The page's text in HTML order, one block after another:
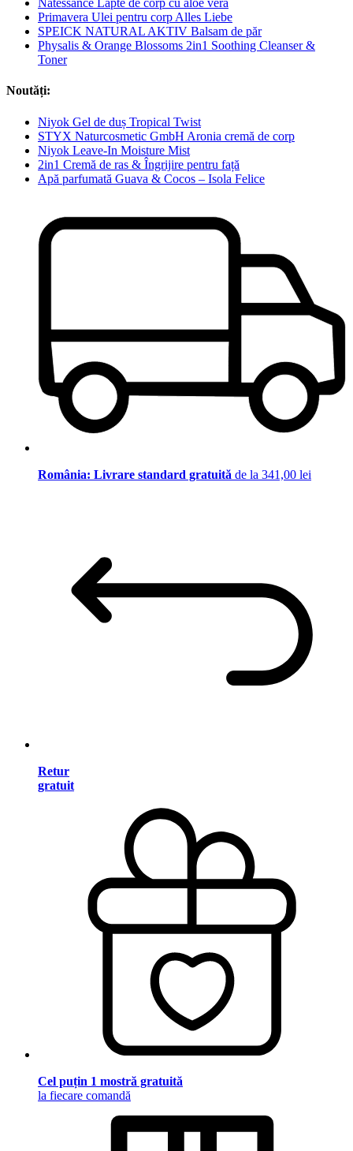
Natessance Lapte de corp cu aloe vera
Primavera Ulei pentru corp Alles Liebe
SPEICK NATURAL AKTIV Balsam de păr
Physalis & Orange Blossoms 2in1 Soothing Cleanser &
Toner
Noutăți:
Niyok Gel de duș Tropical Twist
STYX Naturcosmetic GmbH Aronia cremă de corp
Niyok Leave-In Moisture Mist
2in1 Cremă de ras & Îngrijire pentru față
Apă parfumată Guava & Cocos – Isola Felice
România: Livrare standard gratuită de la 341,00 lei
Retur
gratuit
Cel puțin 1 mostră gratuită
la fiecare comandă